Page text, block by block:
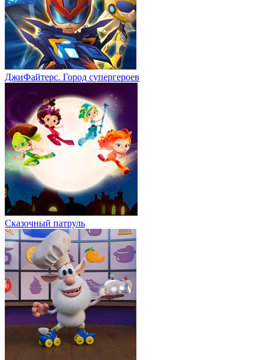
ДжиФайтерс. Город супергероев
Сказочный патруль